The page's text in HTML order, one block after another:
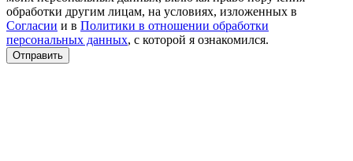
обработки другим лицам, на условиях, изложенных в
Согласии и в Политики в отношении обработки
персональных данных, с которой я ознакомился.